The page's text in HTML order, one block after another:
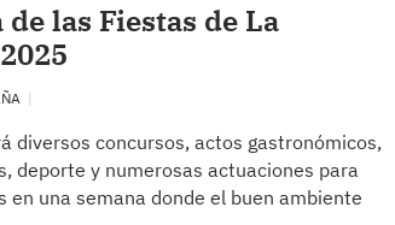
las Fiestas de La
diversos concursos, actos gastronómicos,
deporte y numerosas actuaciones para
en una semana donde el buen ambiente